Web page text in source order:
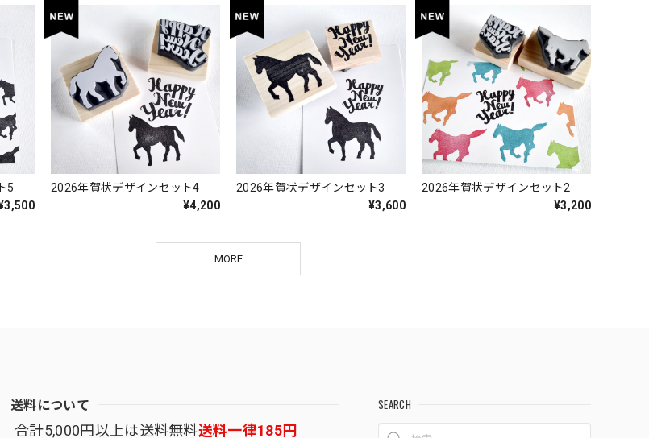
5
2026年賀状デザインセット4
¥4,200
2026年賀状デザインセット3
¥3,600
2026年賀状デザインセット2
¥3,200
MORE
送料について
合計5,000円以上は送料無料送料一律185円
SEARCH